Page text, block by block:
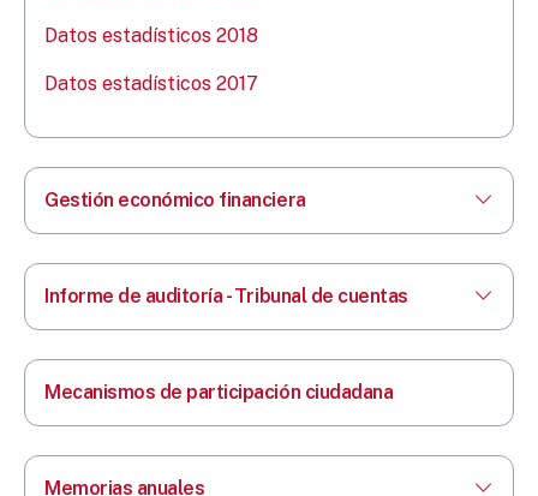
Datos estadísticos 2018
Datos estadísticos 2017
Gestión económico financiera
Informe de auditoría - Tribunal de cuentas
Mecanismos de participación ciudadana
Memorias anuales